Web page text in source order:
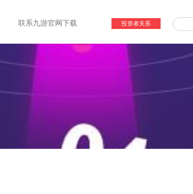
联系九游官网下载 投资者关系